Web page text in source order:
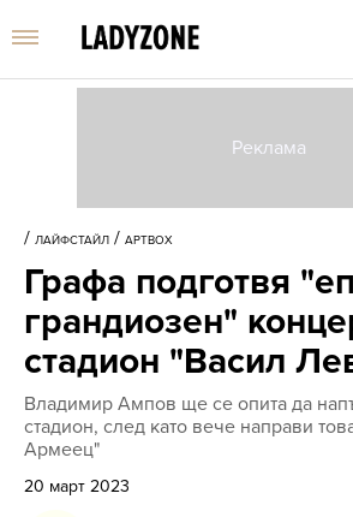
/ ЛАЙФСТАЙЛ / АРТBOX
Графа подготвя
грандиозен"
стадион "Васил
Владимир Ампов ще се опита да
стадион, след като вече направи
Армеец"
20 март 2023